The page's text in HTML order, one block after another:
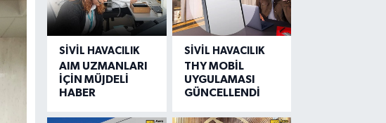
SIVIL HAVACILIK
AIM UZMANLARI
İÇİN MÜJDELİ
HABER
SIVIL HAVACILIK
THY MOBİL
UYGULAMASI
GÜNCELLENDİ